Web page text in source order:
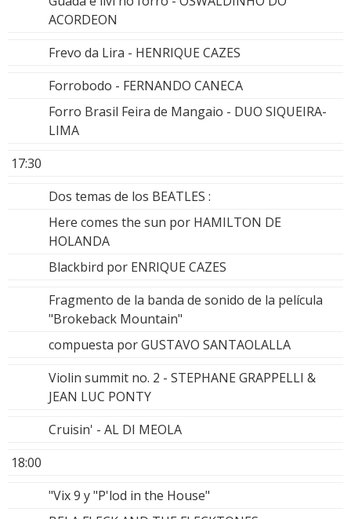
ACORDEON
Frevo da Lira - HENRIQUE CAZES
Forrobodo - FERNANDO CANECA
Forro Brasil Feira de Mangaio - DUO SIQUEIRA-
LIMA
17:30
Dos temas de los BEATLES :
Here comes the sun por HAMILTON DE
HOLANDA
Blackbird por ENRIQUE CAZES
Fragmento de la banda de sonido de la película
"Brokeback Mountain"
compuesta por GUSTAVO SANTAOLALLA
Violin summit no. 2 - STEPHANE GRAPPELLI &
JEAN LUC PONTY
Cruisin' - AL DI MEOLA
18:00
"Vix 9 y "P'lod in the House"